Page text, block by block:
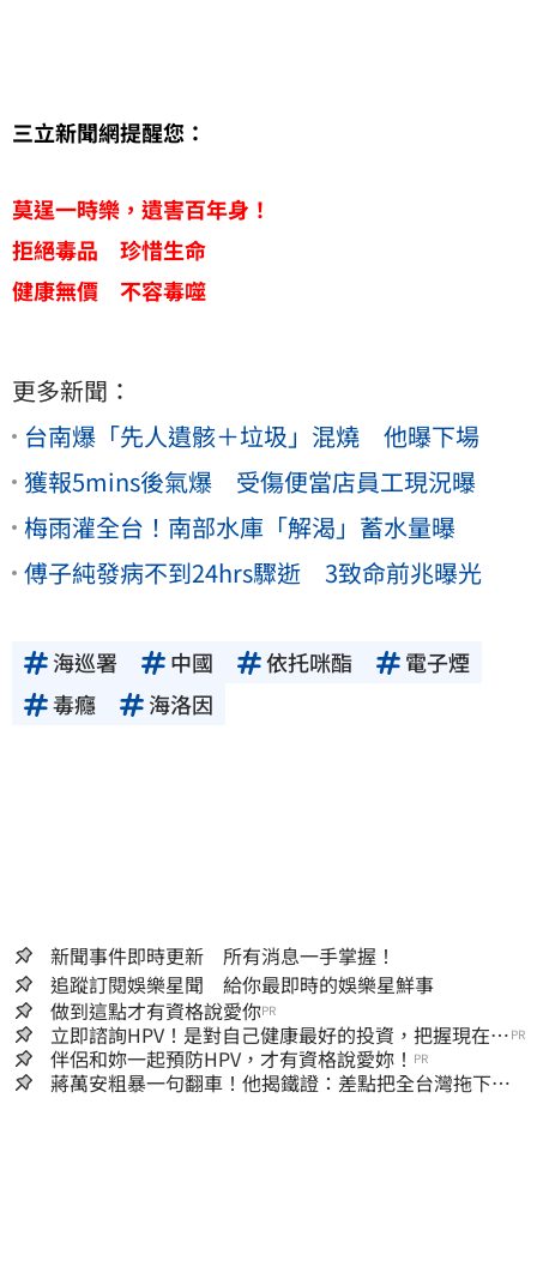
三立新聞網提醒您：
莫逞一時樂，遺害百年身！
拒絕毒品 珍惜生命
健康無價 不容毒噬
更多新聞：
台南爆「先人遺骸＋垃圾」混燒 他曝下場
獲報5mins後氣爆 受傷便當店員工現況曝
梅雨灌全台！南部水庫「解渴」蓄水量曝
傅子純發病不到24hrs驟逝 3致命前兆曝光
海巡署 中國 依托咪酯
電子煙
毒癮
海洛因
新聞事件即時更新 所有消息一手掌握！
追蹤訂閱娛樂星聞 給你最即時的娛樂星鮮事
做到這點才有資格說愛你PR
立即諮詢HPV！是對自己健康最好的投資，把握現在不
嫌晚！
PR
伴侶和妳一起預防HPV，才有資格說愛妳！ PR
蔣萬安粗暴一句翻車！他揭鐵證：差點把全台灣拖下水